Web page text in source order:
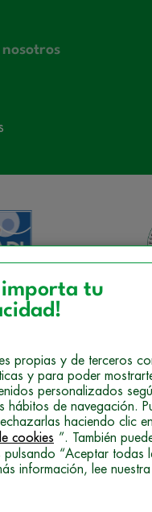
importa tu
propias y de terceros
y para poder
personalizados
hábitos de navegación.
haciendo clic
cookies ”. También
“Aceptar todas
información, lee nuestra